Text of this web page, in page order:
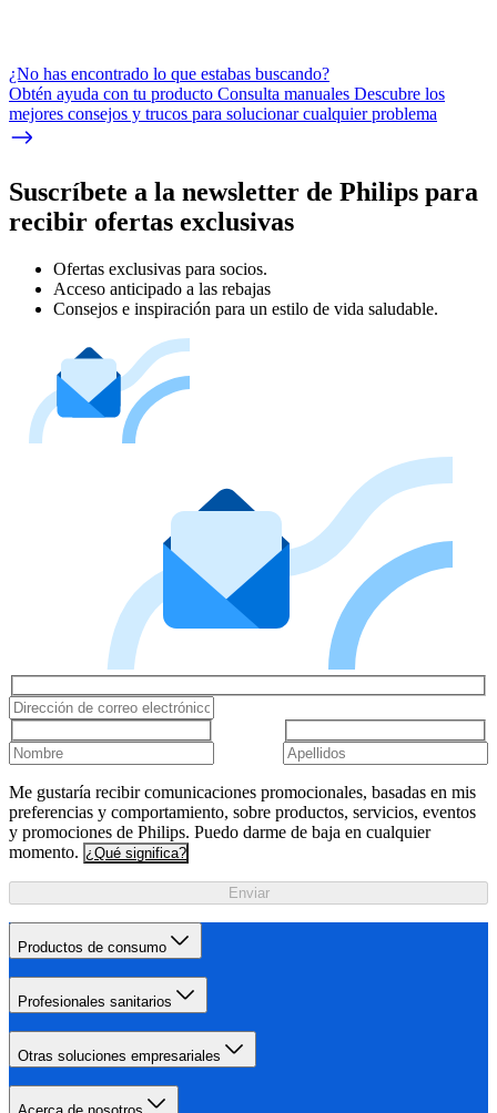
¿No has encontrado lo que estabas buscando?
Obtén ayuda con tu producto Consulta manuales Descubre los
mejores consejos y trucos para solucionar cualquier problema
Suscríbete a la newsletter de Philips para
recibir ofertas exclusivas
Ofertas exclusivas para socios.
Acceso anticipado a las rebajas
Consejos e inspiración para un estilo de vida saludable.
Me gustaría recibir comunicaciones promocionales, basadas en mis
preferencias y comportamiento, sobre productos, servicios, eventos
y promociones de Philips. Puedo darme de baja en cualquier
momento. ¿Qué significa?
Enviar
Productos de consumo
Profesionales sanitarios
Otras soluciones empresariales